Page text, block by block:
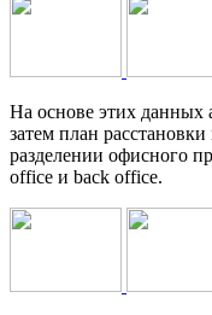
На основе этих данных
затем план
разделении офисного
office и back office.